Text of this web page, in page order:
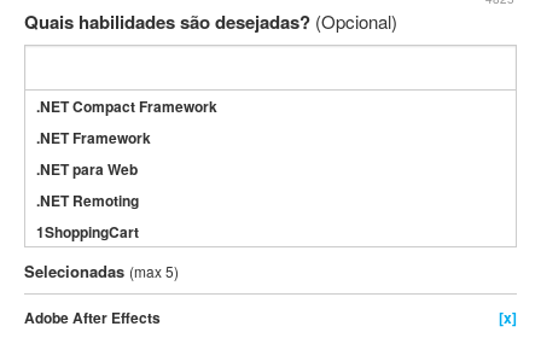
Quais habilidades são desejadas? (Opcional)
.NET Compact Framework
.NET Framework
.NET para Web
.NET Remoting
1ShoppingCart
3DS Max
3GSM
4D Dimension
Selecionadas (max 5)
Adobe After Effects [x]